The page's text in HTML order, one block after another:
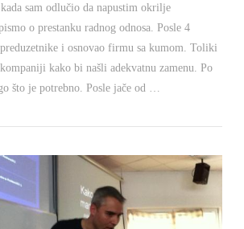
VIEW POST
sam odlučio da napustim okrilje
o prestanku radnog odnosa. Posle 4
preduzetnike i osnovao firmu sa kumom. Toliki
kako bi našli adekvatnu zamenu. Po
što je potrebno. Posle jače od …